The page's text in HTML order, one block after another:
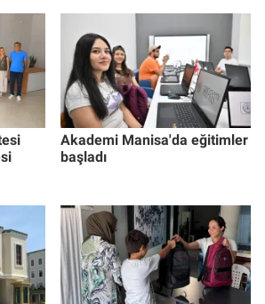
Akademi Manisa'da eğitimler
başladı